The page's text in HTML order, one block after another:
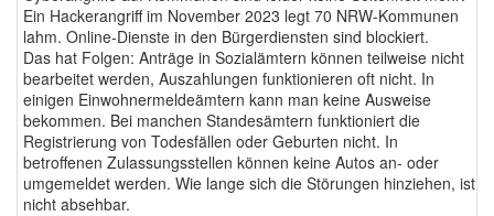
Ein Hackerangriff im November 2023 legt 70 NRW-Kommunen
lahm. Online-Dienste in den Bürgerdiensten sind blockiert.
Das hat Folgen: Anträge in Sozialämtern können teilweise nicht
bearbeitet werden, Auszahlungen funktionieren oft nicht. In
einigen Einwohnermeldeämtern kann man keine Ausweise
bekommen. Bei manchen Standesämtern funktioniert die
Registrierung von Todesfällen oder Geburten nicht. In
betroffenen Zulassungsstellen können keine Autos an- oder
umgemeldet werden. Wie lange sich die Störungen hinziehen, ist
nicht absehbar.